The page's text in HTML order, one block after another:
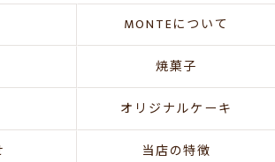
MONTEについて
焼菓子
オリジナルケーキ
当店の特徴